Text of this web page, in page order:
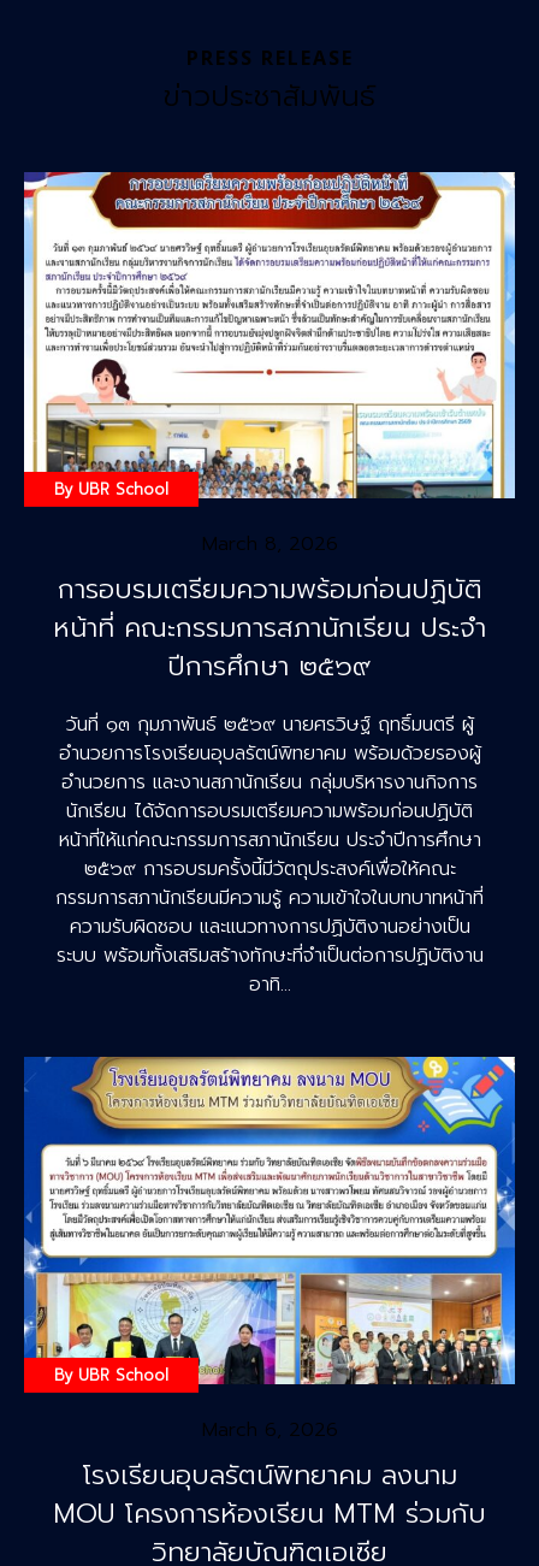
PRESS RELEASE
ข่าวประชาสัมพันธ์
By UBR School
March 8, 2026
การอบรมเตรียมความพร้อมก่อนปฏิบัติ
หน้าที่ คณะกรรมการสภานักเรียน ประจำ
ปีการศึกษา ๒๕๖๙
วันที่ ๑๓ กุมภาพันธ์ ๒๕๖๙ นายศรวิษฐ์ ฤทธิ์มนตรี ผู้
อำนวยการโรงเรียนอุบลรัตน์พิทยาคม พร้อมด้วยรองผู้
อำนวยการ และงานสภานักเรียน กลุ่มบริหารงานกิจการ
นักเรียน ได้จัดการอบรมเตรียมความพร้อมก่อนปฏิบัติ
หน้าที่ให้แก่คณะกรรมการสภานักเรียน ประจำปีการศึกษา
๒๕๖๙ การอบรมครั้งนี้มีวัตถุประสงค์เพื่อให้คณะ
กรรมการสภานักเรียนมีความรู้ ความเข้าใจในบทบาทหน้าที่
ความรับผิดชอบ และแนวทางการปฏิบัติงานอย่างเป็น
ระบบ พร้อมทั้งเสริมสร้างทักษะที่จำเป็นต่อการปฏิบัติงาน
อาทิ…
By UBR School
March 6, 2026
โรงเรียนอุบลรัตน์พิทยาคม ลงนาม
MOU โครงการห้องเรียน MTM ร่วมกับ
วิทยาลัยบัณฑิตเอเซีย